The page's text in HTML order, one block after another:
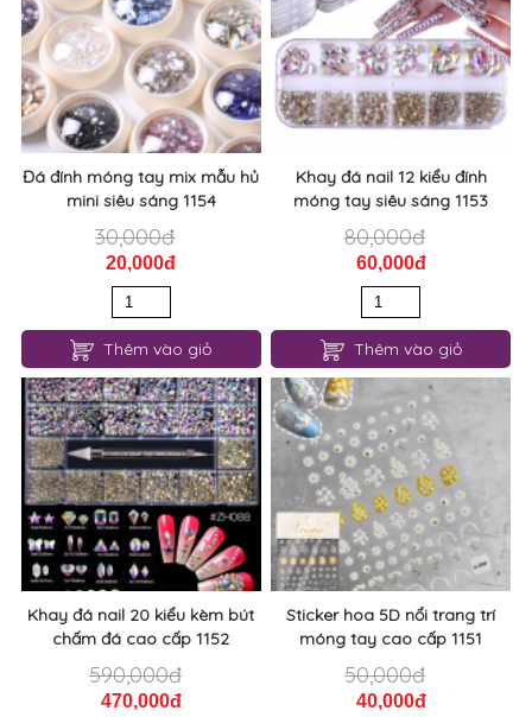
Đá đính móng tay mix mẫu hủ
mini siêu sáng 1154
30,000đ
20,000đ
Thêm vào giỏ
Khay đá nail 12 kiểu đính
móng tay siêu sáng 1153
80,000đ
60,000đ
Thêm vào giỏ
Khay đá nail 20 kiểu kèm bút
chấm đá cao cấp 1152
590,000đ
470,000đ
Sticker hoa 5D nổi trang trí
móng tay cao cấp 1151
50,000đ
40,000đ